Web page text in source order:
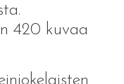
420 kuvaa